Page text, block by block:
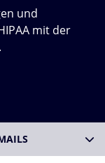
und
mit der